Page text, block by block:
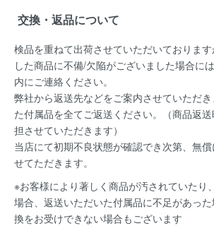
交換・返品について
検品を重ねて出荷させていただいておりま
した商品に不備/欠陥がございました場合には
内にご連絡ください。
弊社から返送先などをご案内させていただ
た付属品を全てご返送ください。（商品返
担させていただきます）
当店にて初期不良状態が確認でき次第、無
せてただきます。
※お客様により著しく商品が汚されていたり
場合、返送いただいた付属品に不足があっ
換をお受けできない場合もございます